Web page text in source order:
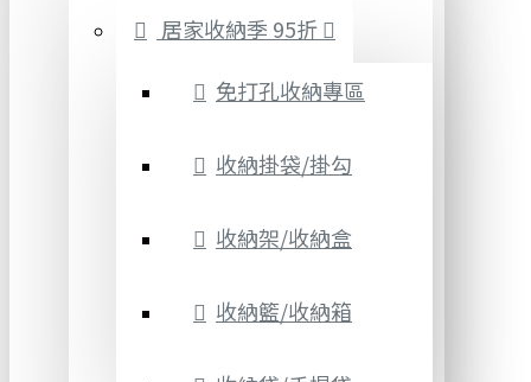
居家收納季 95折
免打孔收納專區
收納掛袋/掛勾
收納架/收納盒
收納籃/收納箱